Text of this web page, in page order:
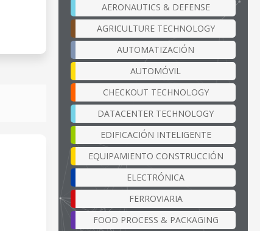
AERONAUTICS & DEFENSE
AGRICULTURE TECHNOLOGY
AUTOMATIZACIÓN
AUTOMÓVIL
CHECKOUT TECHNOLOGY
DATACENTER TECHNOLOGY
EDIFICACIÓN INTELIGENTE
EQUIPAMIENTO CONSTRUCCIÓN
ELECTRÓNICA
FERROVIARIA
FOOD PROCESS & PACKAGING